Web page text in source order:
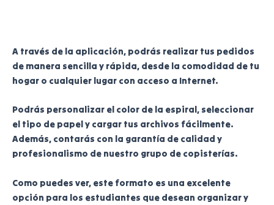
A través de la aplicación, podrás realizar tus pedidos
de manera sencilla y rápida, desde la comodidad de tu
hogar o cualquier lugar con acceso a Internet.
Podrás personalizar el color de la espiral, seleccionar
el tipo de papel y cargar tus archivos fácilmente.
Además, contarás con la garantía de calidad y
profesionalismo de nuestro grupo de copisterías.
Como puedes ver, este formato es una excelente
opción para los estudiantes que desean organizar y